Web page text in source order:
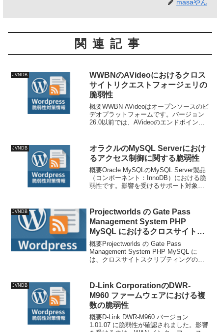
masaやん
関連記事
JVNDB
WWBNのAVideoにおけるクロス
サイトリクエストフォージェリの
脆弱性
概要WWBN AVideoはオープンソースのビ
デオプラットフォームです。バージョン
26.0以前では、AVideoのエンドポイント
にHTM...
JVNDB
オラクルのMySQL Serverにおけ
るアクセス制御に関する脆弱性
概要Oracle MySQLのMySQL Server製品
（コンポーネント：InnoDB）における脆
弱性です。影響を受けるサポート対象バ
JVNDB
Projectworlds の Gate Pass
Management System PHP
MySQL におけるクロスサイトス
クリプティングの脆弱性
概要Projectworlds の Gate Pass
Management System PHP MySQL に
は、クロスサイトスクリプティングの脆
29T...
JVNDB
D-Link CorporationのDWR-
M960 ファームウェアにおける複
数の脆弱性
概要D-Link DWR-M960 バージョン
1.01.07 に脆弱性が確認されました。影響